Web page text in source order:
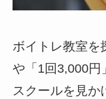
ボイトレ教室を
や「1回3,000円
スクールを見か